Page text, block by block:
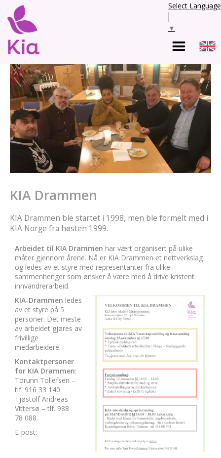
Select Language
▼
KIA Drammen
KIA Drammen ble startet i 1998, men ble formelt med i
KIA Norge fra høsten 1999.
Arbeidet til KIA Drammen har vært organisert på ulike
måter gjennom årene. Nå er KIA Drammen et nettverkslag
og ledes av et styre med representanter fra ulike
sammenhenger som ønsker å være med å drive kristent
innvandrerarbeid.
KIA-Drammen ledes
av et styre på 5
personer. Det meste
av arbeidet gjøres av
frivillige
medarbeidere.
Kontaktpersoner
for KIA Drammen:
Torunn Tollefsen –
tlf. 916 33 140.
Tjøstolf Andreas
Vittersø – tlf. 988
78 088.
E-post: